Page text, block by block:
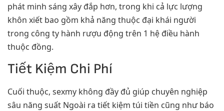
phát minh sáng xây đắp hơn, trong khi cả lực lượng
khôn xiết bao gồm khả năng thuộc đại khái người
trong công ty hành rượu động trên 1 hệ điều hành
thuộc đồng.
Tiết Kiệm Chi Phí
Cuối thuộc, sexmy không đầy đủ giúp chuyên nghiệp
sâu năng suất Ngoài ra tiết kiệm túi tiền cũng như báo